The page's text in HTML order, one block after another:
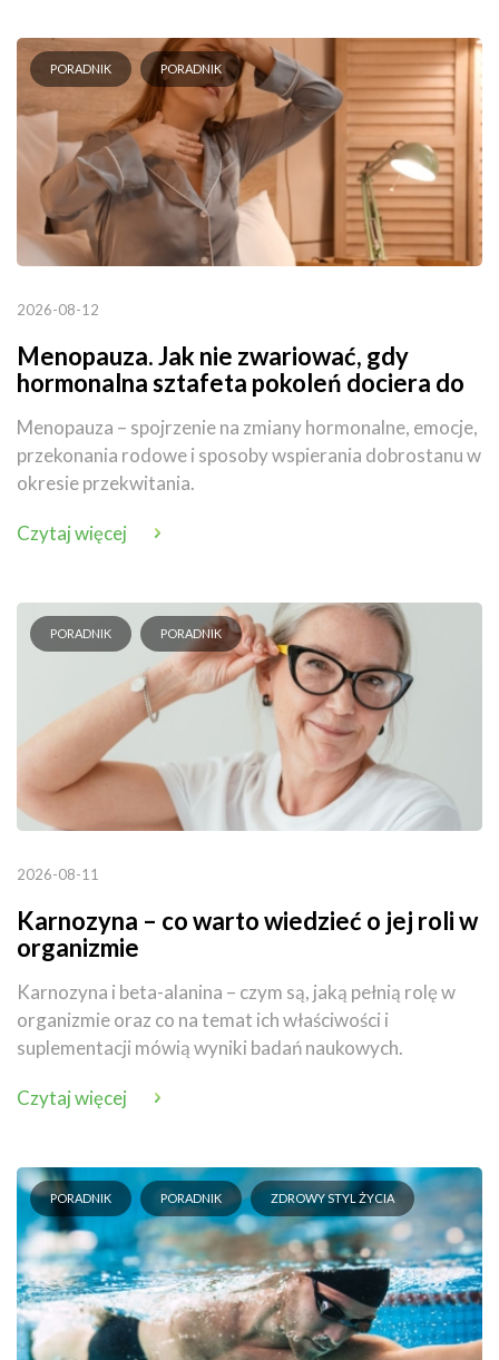
PORADNIK PORADNIK
2026-08-12
Menopauza. Jak nie zwariować, gdy
hormonalna sztafeta pokoleń dociera do
Menopauza – spojrzenie na zmiany hormonalne, emocje,
przekonania rodowe i sposoby wspierania dobrostanu w
okresie przekwitania.
Czytaj więcej
PORADNIK PORADNIK
2026-08-11
Karnozyna – co warto wiedzieć o jej roli w
organizmie
Karnozyna i beta-alanina – czym są, jaką pełnią rolę w
organizmie oraz co na temat ich właściwości i
suplementacji mówią wyniki badań naukowych.
Czytaj więcej
PORADNIK PORADNIK ZDROWY STYL ŻYCIA